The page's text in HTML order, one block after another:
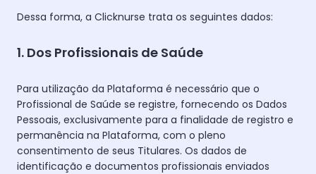
Dessa forma, a Clicknurse trata os seguintes dados:
1. Dos Profissionais de Saúde
Para utilização da Plataforma é necessário que o
Profissional de Saúde se registre, fornecendo os Dados
Pessoais, exclusivamente para a finalidade de registro e
permanência na Plataforma, com o pleno
consentimento de seus Titulares. Os dados de
identificação e documentos profissionais enviados